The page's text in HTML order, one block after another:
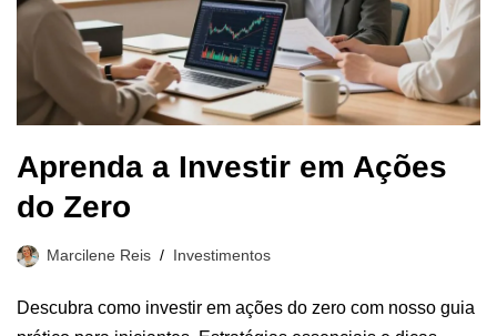
Aprenda a Investir em Ações
do Zero
Marcilene Reis Investimentos
Descubra como investir em ações do zero com nosso guia